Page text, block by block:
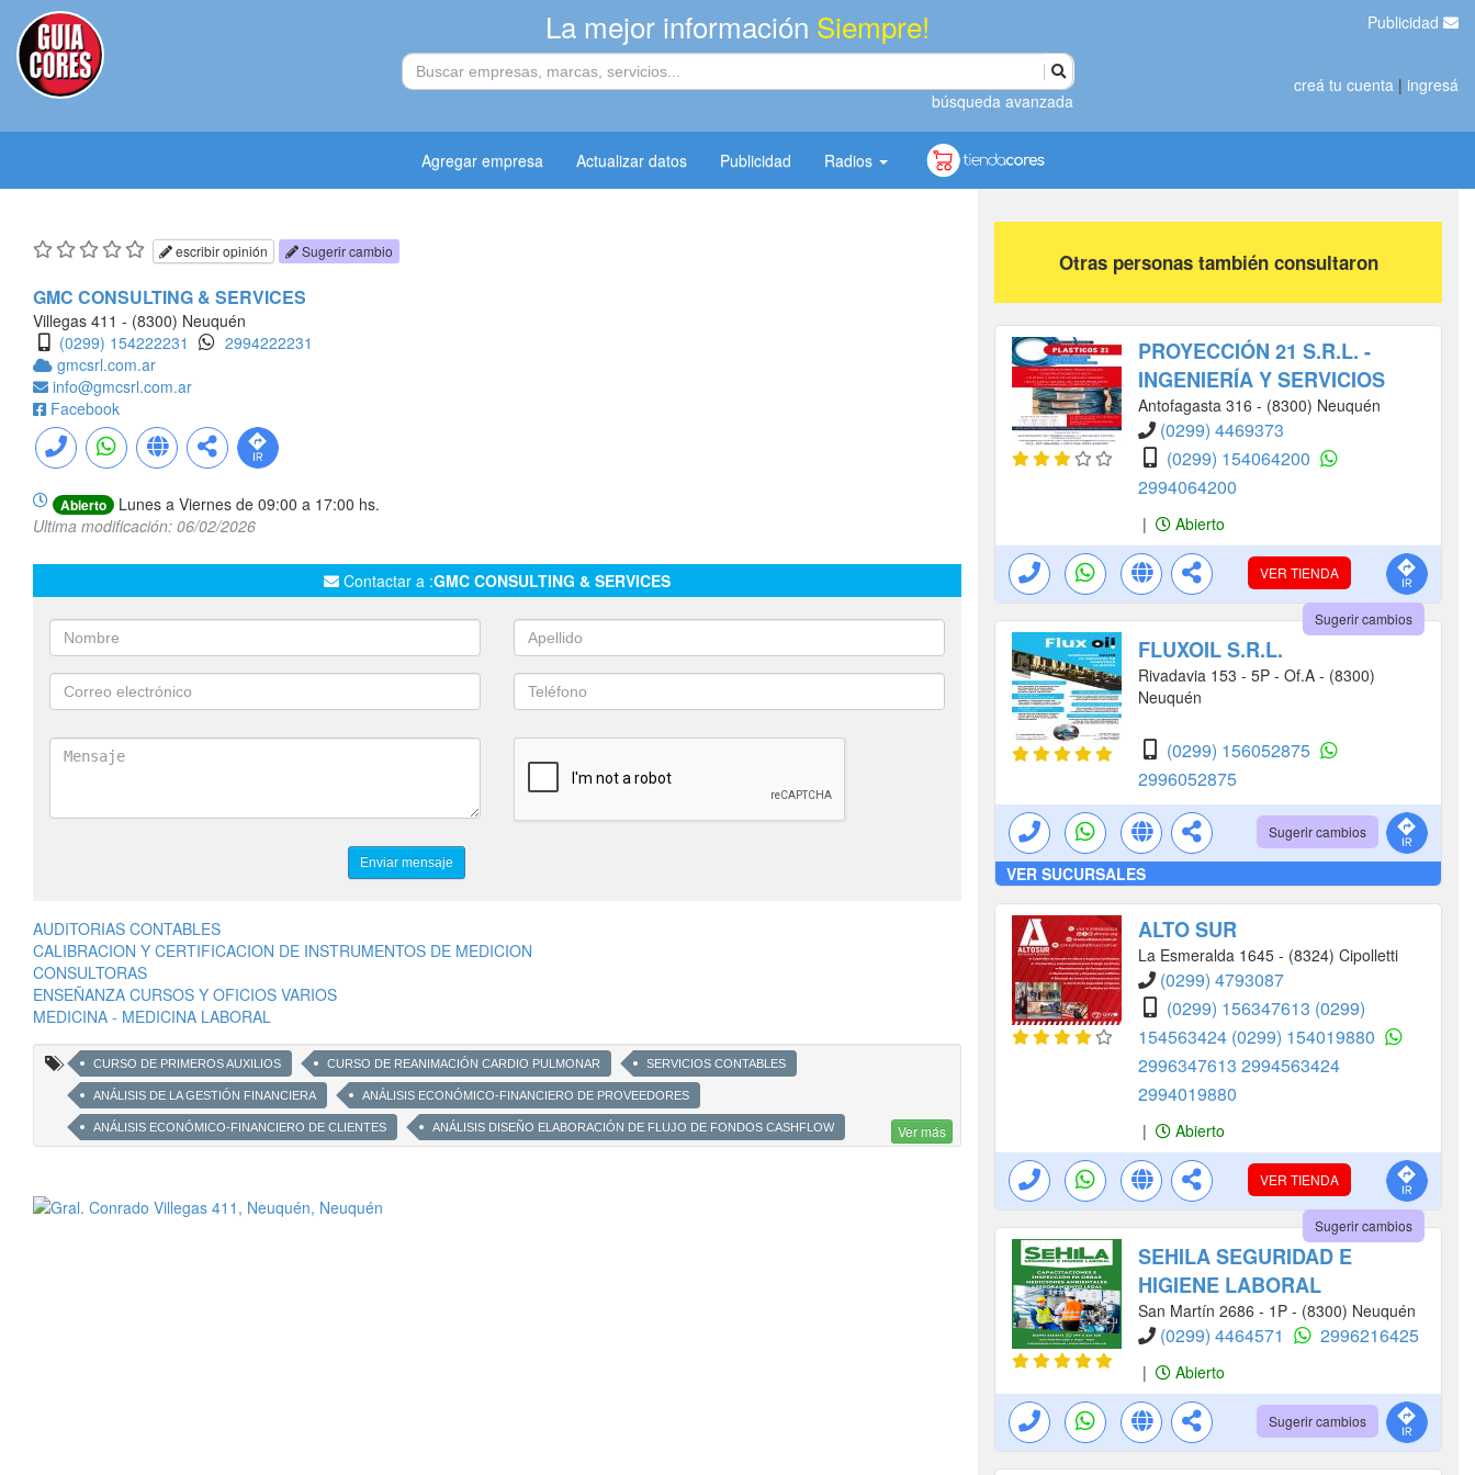
La mejor información Siempre!
búsqueda avanzada
Publicidad
creá tu cuenta | ingresá
Agregar empresa Actualizar datos Publicidad Radios
escribir opinión Sugerir cambio
GMC CONSULTING & SERVICES
Villegas 411 - (8300) Neuquén
(0299) 154222231
2994222231
gmcsrl.com.ar
info@gmcsrl.com.ar
Facebook
Abierto
Lunes a Viernes de 09:00 a 17:00 hs.
Ultima modificación: 06/02/2026
Contactar a :GMC CONSULTING & SERVICES
AUDITORIAS CONTABLES
CALIBRACION Y CERTIFICACION DE INSTRUMENTOS DE MEDICION
CONSULTORAS
ENSEÑANZA CURSOS Y OFICIOS VARIOS
MEDICINA - MEDICINA LABORAL
CURSO DE PRIMEROS AUXILIOS CURSO DE REANIMACIÓN CARDIO PULMONAR SERVICIOS CONTABLES
ANÁLISIS DE LA GESTIÓN FINANCIERA ANÁLISIS ECONÓMICO-FINANCIERO DE PROVEEDORES
ANÁLISIS ECONÓMICO-FINANCIERO DE CLIENTES ANÁLISIS DISEÑO ELABORACIÓN DE FLUJO DE FONDOS CASHFLOW Ver más
Otras personas también consultaron
PROYECCIÓN 21 S.R.L. -
INGENIERÍA Y SERVICIOS
Antofagasta 316 - (8300) Neuquén
(0299) 4469373
(0299) 154064200
2994064200
| Abierto
VER TIENDA
Sugerir cambios
FLUXOIL S.R.L.
Rivadavia 153 - 5P - Of.A - (8300)
Neuquén
(0299) 156052875
2996052875
Sugerir cambios
VER SUCURSALES
ALTO SUR
La Esmeralda 1645 - (8324) Cipolletti
(0299) 4793087
(0299) 156347613 (0299)
154563424 (0299) 154019880
2996347613 2994563424
2994019880
| Abierto
VER TIENDA
Sugerir cambios
SEHILA SEGURIDAD E
HIGIENE LABORAL
San Martín 2686 - 1P - (8300) Neuquén
(0299) 4464571 2996216425
| Abierto
Sugerir cambios